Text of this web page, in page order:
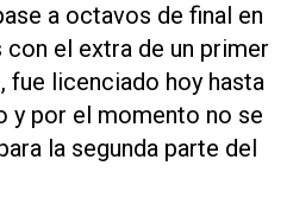
a octavos de final en
el extra de un primer
fue licenciado hoy hasta
y por el momento no se
la segunda parte del